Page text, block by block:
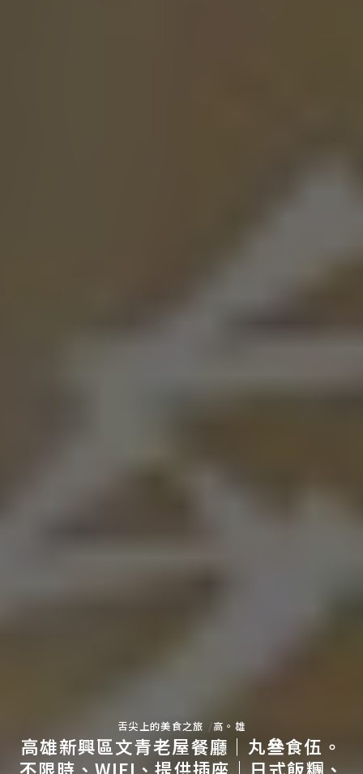
舌尖上的美食之旅 高。雄
高雄新興區文青老屋餐廳｜丸叄食伍。
不限時、WIFI、提供插座｜日式飯糰、